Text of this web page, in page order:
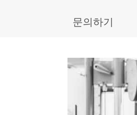
문의하기